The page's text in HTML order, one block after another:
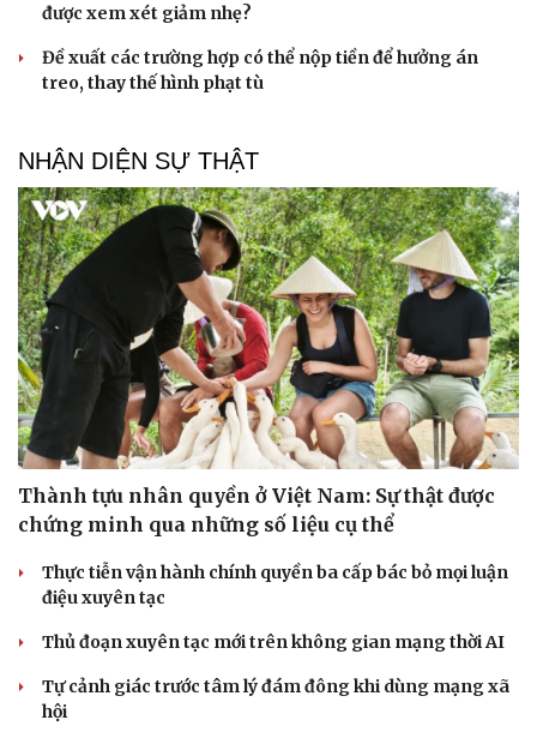
Văn hóa
Sân khấu - Điện ảnh
Văn học
Âm nhạc
Di sản
Giải trí
Nghệ sĩ
Thời trang
Sao Việt
được xem xét giảm nhẹ?
Đề xuất các trường hợp có thể nộp tiền để hưởng án
treo, thay thế hình phạt tù
NHẬN DIỆN SỰ THẬT
Thành tựu nhân quyền ở Việt Nam: Sự thật được
chứng minh qua những số liệu cụ thể
Thực tiễn vận hành chính quyền ba cấp bác bỏ mọi luận
điệu xuyên tạc
Thủ đoạn xuyên tạc mới trên không gian mạng thời AI
Tự cảnh giác trước tâm lý đám đông khi dùng mạng xã
hội